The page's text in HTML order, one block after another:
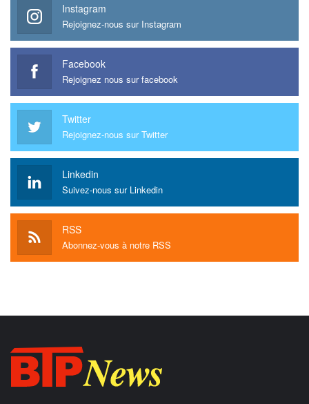
Instagram
Rejoignez-nous sur Instagram
Facebook
Rejoignez nous sur facebook
Twitter
Rejoignez-nous sur Twitter
Linkedin
Suivez-nous sur Linkedin
RSS
Abonnez-vous à notre RSS